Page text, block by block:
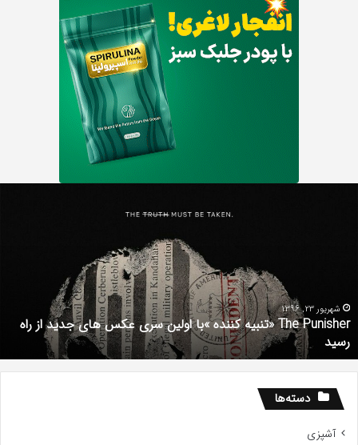
شهریور 23, 1396
The Punisher «تنبیه کننده »با اولین سری عکس های جدید از راه
رسید
دسته‌ها
آشپزی